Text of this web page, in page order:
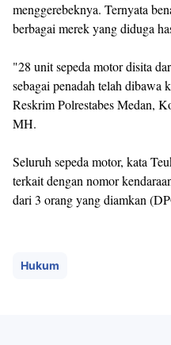
menggerebeknya. Ternyata
berbagai merek yang diduga
"28 unit sepeda motor disita
sebagai penadah telah dibawa
Reskrim Polrestabes Medan,
MH.
Seluruh sepeda motor, kata
terkait dengan nomor
dari 3 orang yang diamkan
Hukum